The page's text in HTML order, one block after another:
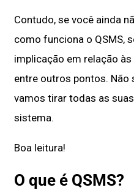
Contudo, se você ainda
como funciona o QSMS,
implicação em relação
entre outros pontos. Não
vamos tirar todas as
sistema.
Boa leitura!
O que é QSMS?